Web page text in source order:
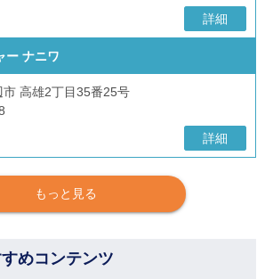
詳細
ー ナニワ
高雄2丁目35番25号
詳細
もっと見る
めコンテンツ